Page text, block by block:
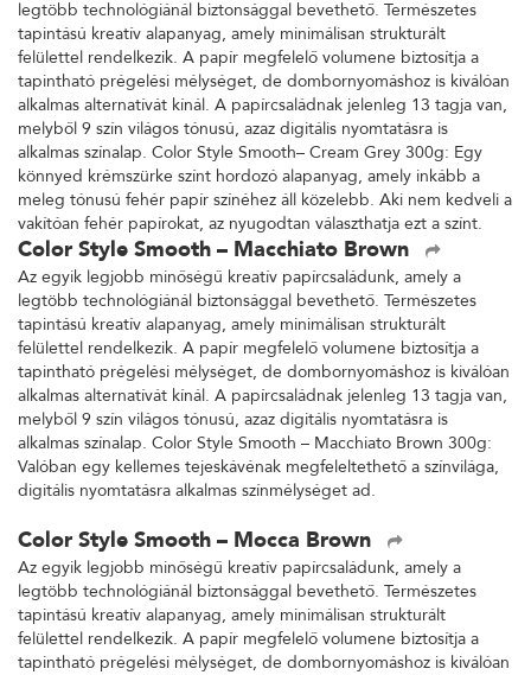
legtöbb technológiánál biztonsággal bevethető. Természetes
tapintású kreatív alapanyag, amely minimálisan strukturált
felülettel rendelkezik. A papír megfelelő volumene biztosítja a
tapintható prégelési mélységet, de dombornyomáshoz is kiválóan
alkalmas alternatívát kínál. A papírcsaládnak jelenleg 13 tagja van,
melyből 9 szín világos tónusú, azaz digitális nyomtatásra is
alkalmas színalap. Color Style Smooth– Cream Grey 300g: Egy
könnyed krémszürke színt hordozó alapanyag, amely inkább a
meleg tónusú fehér papír színéhez áll közelebb. Aki nem kedveli a
vakítóan fehér papírokat, az nyugodtan választhatja ezt a színt.
Color Style Smooth – Macchiato Brown
Az egyik legjobb minőségű kreatív papírcsaládunk, amely a
legtöbb technológiánál biztonsággal bevethető. Természetes
tapintású kreatív alapanyag, amely minimálisan strukturált
felülettel rendelkezik. A papír megfelelő volumene biztosítja a
tapintható prégelési mélységet, de dombornyomáshoz is kiválóan
alkalmas alternatívát kínál. A papírcsaládnak jelenleg 13 tagja van,
melyből 9 szín világos tónusú, azaz digitális nyomtatásra is
alkalmas színalap. Color Style Smooth – Macchiato Brown 300g:
Valóban egy kellemes tejeskávénak megfeleltethető a színvilága,
digitális nyomtatásra alkalmas színmélységet ad.
Color Style Smooth – Mocca Brown
Az egyik legjobb minőségű kreatív papírcsaládunk, amely a
legtöbb technológiánál biztonsággal bevethető. Természetes
tapintású kreatív alapanyag, amely minimálisan strukturált
felülettel rendelkezik. A papír megfelelő volumene biztosítja a
tapintható prégelési mélységet, de dombornyomáshoz is kiválóan